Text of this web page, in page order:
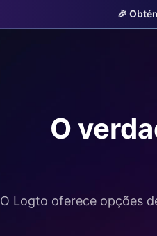
🎉
O
O Logto oferece opções